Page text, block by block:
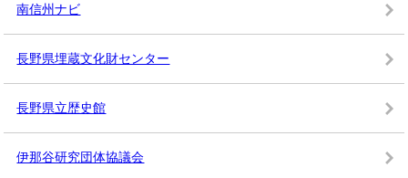
南信州ナビ
長野県埋蔵文化財センター
長野県立歴史館
伊那谷研究団体協議会